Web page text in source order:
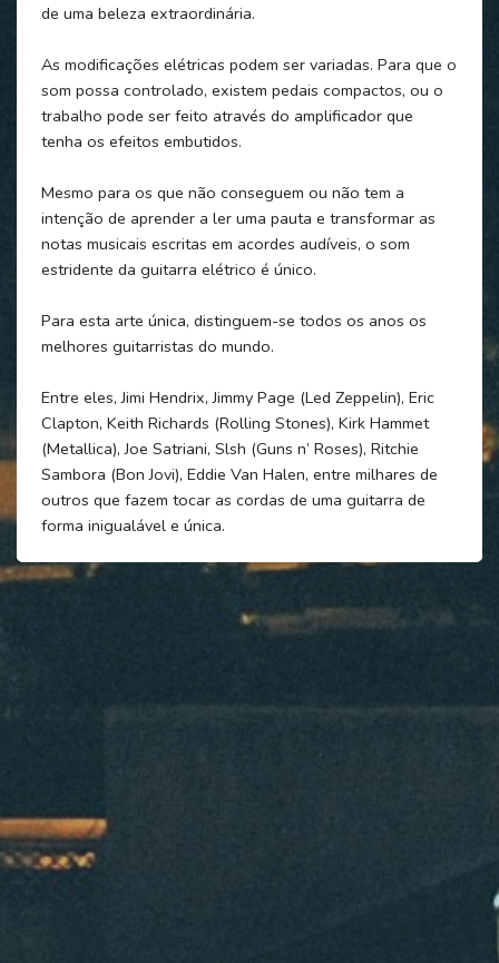
de uma beleza extraordinária.
As modificações elétricas podem ser variadas. Para que o
som possa controlado, existem pedais compactos, ou o
trabalho pode ser feito através do amplificador que
tenha os efeitos embutidos.
Mesmo para os que não conseguem ou não tem a
intenção de aprender a ler uma pauta e transformar as
notas musicais escritas em acordes audíveis, o som
estridente da guitarra elétrico é único.
Para esta arte única, distinguem-se todos os anos os
melhores guitarristas do mundo.
Entre eles, Jimi Hendrix, Jimmy Page (Led Zeppelin), Eric
Clapton, Keith Richards (Rolling Stones), Kirk Hammet
(Metallica), Joe Satriani, Slsh (Guns n’ Roses), Ritchie
Sambora (Bon Jovi), Eddie Van Halen, entre milhares de
outros que fazem tocar as cordas de uma guitarra de
forma inigualável e única.